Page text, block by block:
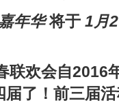
年华将于 1月
联欢会自2016
届了！前三届